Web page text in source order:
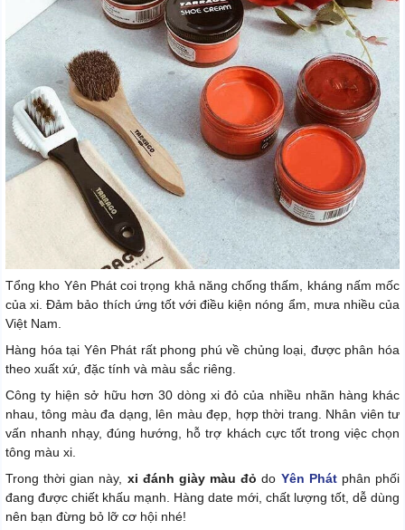
Tổng kho Yên Phát coi trọng khả năng chống thấm, kháng nấm mốc
của xi. Đảm bảo thích ứng tốt với điều kiện nóng ẩm, mưa nhiều của
Việt Nam.
Hàng hóa tại Yên Phát rất phong phú về chủng loại, được phân hóa
theo xuất xứ, đặc tính và màu sắc riêng.
Công ty hiện sở hữu hơn 30 dòng xi đỏ của nhiều nhãn hàng khác
nhau, tông màu đa dạng, lên màu đẹp, hợp thời trang. Nhân viên tư
vấn nhanh nhạy, đúng hướng, hỗ trợ khách cực tốt trong việc chọn
tông màu xi.
Trong thời gian này, xi đánh giày màu đỏ do Yên Phátphân phối
đang được chiết khấu mạnh. Hàng date mới, chất lượng tốt, dễ dùng
nên bạn đừng bỏ lỡ cơ hội nhé!